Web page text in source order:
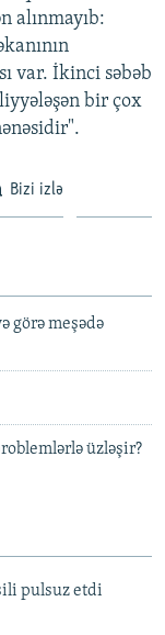
alınmayıb:
var. İkinci səbəb
bir çox
Bizi izlə
görə meşədə
üzləşir?
pulsuz etdi